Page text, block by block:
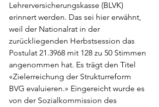
Lehrerversicherungskasse (BLVK)
erinnert werden. Das sei hier erwähnt,
weil der Nationalrat in der
zurückliegenden Herbstsession das
Postulat 21.3968 mit 128 zu 50 Stimmen
angenommen hat. Es trägt den Titel
«Zielerreichung der Strukturreform
BVG evaluieren.» Eingereicht wurde es
von der Sozialkommission des